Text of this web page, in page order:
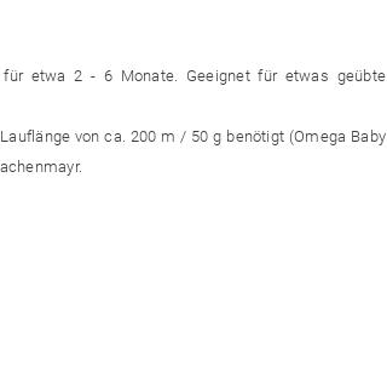
etwa 2 - 6 Monate. Geeignet für etwas geübte
von ca. 200 m / 50 g benötigt (Omega Baby